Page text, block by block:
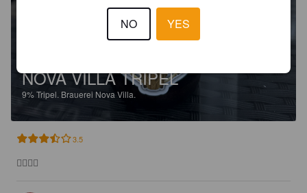
NOVA VILLA TRIPEL
9%Tripel. Brauerei Nova Villa.
3.5
👌🏻👌🏻
NO YES